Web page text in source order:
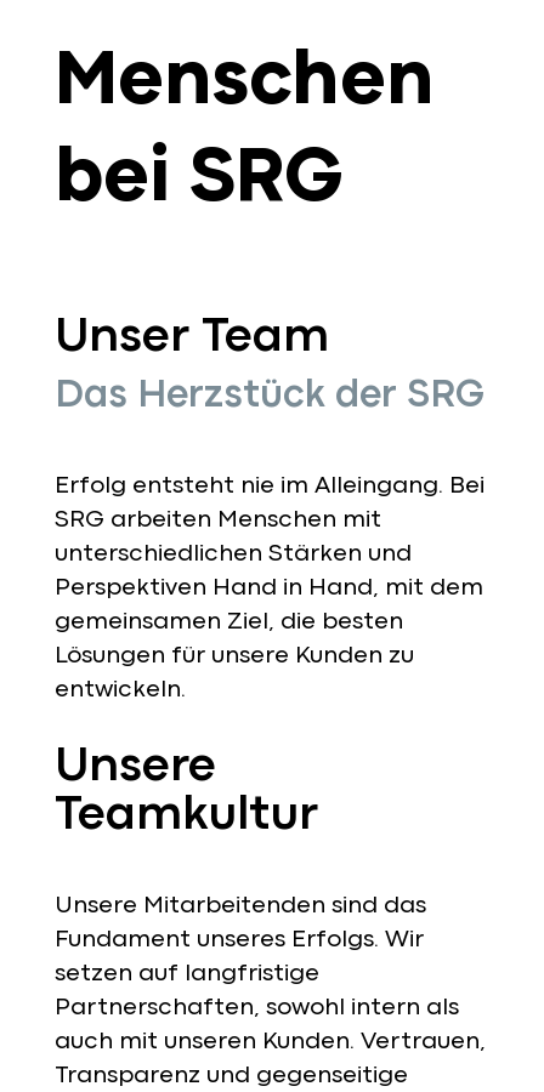
Menschen
bei SRG
Unser Team
Das Herzstück der SRG
Erfolg entsteht nie im Alleingang. Bei
SRG arbeiten Menschen mit
unterschiedlichen Stärken und
Perspektiven Hand in Hand, mit dem
gemeinsamen Ziel, die besten
Lösungen für unsere Kunden zu
entwickeln.
Unsere
Teamkultur
Unsere Mitarbeitenden sind das
Fundament unseres Erfolgs. Wir
setzen auf langfristige
Partnerschaften, sowohl intern als
auch mit unseren Kunden. Vertrauen,
Transparenz und gegenseitige